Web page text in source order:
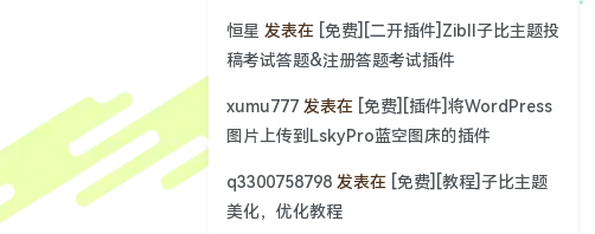
恒星 发表在 [免费][二开插件]Zibll子比主题投
稿考试答题&注册答题考试插件
xumu777 发表在 [免费][插件]将WordPress
图片上传到LskyPro蓝空图床的插件
q3300758798 发表在 [免费][教程]子比主题
美化，优化教程